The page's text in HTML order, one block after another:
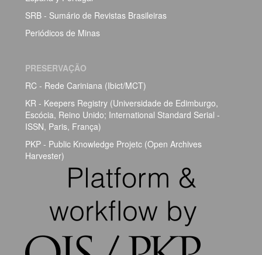
SRB - Sumário de Revistas Brasileiras
Periódicos de Minas
PRESERVAÇÃO
RC - Rede Cariniana (Ibict/MCT)
KR - Keepers Registry (Universidade de Edimburgo,
Escócia, Reino Unido; International Standard Serial -
ISSN, Paris, França)
PKP - Public Knowledge Projetc (Open Archives
Harvester)